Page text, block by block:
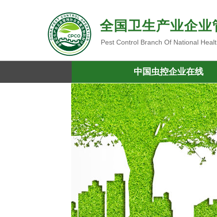
全国卫生产业企
Pest Control Branch Of National
中国虫控企业在线